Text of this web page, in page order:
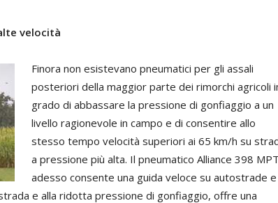
velocità
Finora non esistevano pneumatici per gli assali
posteriori della maggior parte dei rimorchi agricoli
grado di abbassare la pressione di gonfiaggio a un
livello ragionevole in campo e di consentire allo
stesso tempo velocità superiori ai 65 km/h su
a pressione più alta. Il pneumatico Alliance 398 MPT
adesso consente una guida veloce su autostrade e
e alla ridotta pressione di gonfiaggio, offre una